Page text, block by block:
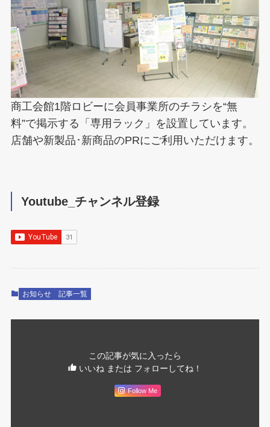
商工会館1階ロビーに会員事業所のチラシを“無
料”で掲示する「専用ラック」を設置しています。
店舗や新製品･新商品のPRにご利用いただけます。
Youtube_チャンネル登録
お知らせ 記事一覧
この記事が気に入ったら
いいね または フォローしてね！
Follow Me